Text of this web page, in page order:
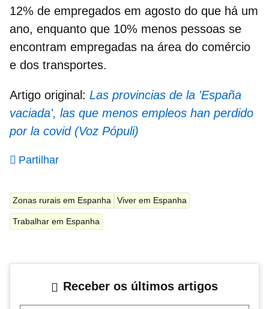
12% de empregados em agosto do que há um
ano, enquanto que 10% menos pessoas se
encontram empregadas na área do comércio
e dos transportes.
Artigo original: Las provincias de la 'España
vaciada', las que menos empleos han perdido
por la covid (Voz Pópuli)
Partilhar
Zonas rurais em Espanha Viver em Espanha
Trabalhar em Espanha
Receber os últimos artigos